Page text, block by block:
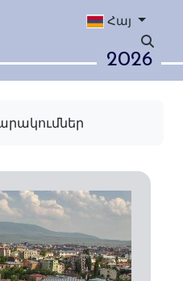
Հայ
2026